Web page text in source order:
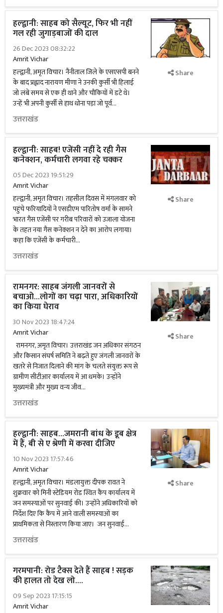
हल्द्वानी: साहब को सैल्यूट, फिर भी नहीं
गल रही जुगाड़बाजों की दाल
26 Dec 2023 08:32:22
Amrit Vichar
हल्द्वानी, अमृत विचार। नैनीताल जिले के एसएसपी बनने
के बाद प्रह्लाद नारायण मीणा ने उनकी कुर्सी भी हिलाई
जो लंबे समय से एक ही थाने और चौकियों में डटे थे।
उन्हें भी अपनी कुर्सी से हाथ धोना पड़ा जो पूर्व...
उत्तराखंड
Share
हल्द्वानी: साहब! एजेंसी नहीं दे रही गैस
कनेक्शन, कर्मचारी लगवा रहे चक्कर
05 Dec 2023 19:51:29
Amrit Vichar
हल्द्वानी, अमृत विचार। तहसील दिवस में मंगलवार को
पहुंचे फरियादियों ने एसडीएम पारितोष वर्मा के सामने
भारत गैस एजेंसी पर गरीब परिवारों को उजाला योजना
के तहत नया गैस कनेक्शन न देने का आरोप लगाया।
कहा कि एजेंसी के कर्मचारी...
उत्तराखंड
Share
रामनगर: साहब जंगली जानवरों से
बचाओ...लोगों का चढ़ा पारा, अधिकारियों
का किया घेराव
30 Nov 2023 18:47:24
Amrit Vichar
रामनगर, अमृत विचार। उत्तराखंड जन अधिकार संगठन
और किसान संघर्ष समिति ने बढ़ते हुए जंगली जानवरों के
खतरे से निजात दिलाने की मांग के चलते संयुक्त रूप से
ग्रामीण सीटीआर कार्यालय में आ धमके। उन्होंने
मुख्यमंत्री और मुख्य वन्य जीव...
उत्तराखंड
Share
हल्द्वानी: साहब...जमरानी बांध के डूब क्षेत्र
में हैं, बी से ए श्रेणी में करवा दीजिए
10 Nov 2023 17:57:46
Amrit Vichar
हल्द्वानी, अमृत विचार। मंडलायुक्त दीपक रावत ने
शुक्रवार को मिनी स्टेडियम रोड स्थित कैंप कार्यालय में
जन समस्याओं पर सुनवाई की। उन्होंने अधिकारियों को
निर्देश दिए कि कैंप में आने वाली समस्याओं का
प्राथमिकता से निस्तारण किया जाए। जन सुनवाई...
उत्तराखंड
Share
गरमपानी: रोड टैक्स देते हैं साहब ! सड़क
की हालत तो देख लो....
09 Sep 2023 17:15:15
Amrit Vichar